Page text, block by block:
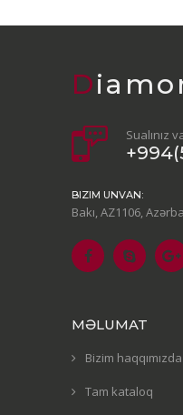
Sualınız
BIZIM UNVAN:
Bakı, AZ1106,
MƏLUMAT
Bizim haqqımızda
Tam kataloq